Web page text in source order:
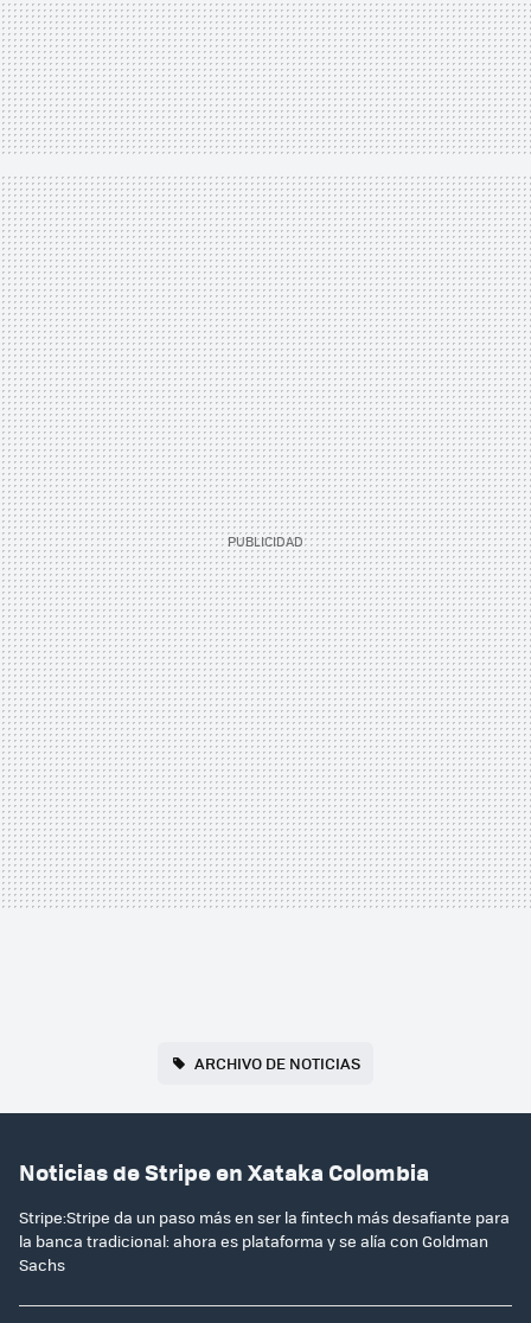
ARCHIVO DE NOTICIAS
Noticias de Stripe en Xataka Colombia
Stripe:Stripe da un paso más en ser la fintech más desafiante para
la banca tradicional: ahora es plataforma y se alía con Goldman
Sachs